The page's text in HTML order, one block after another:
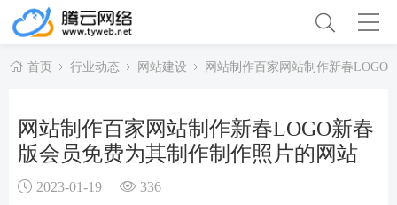
首页 行业动态 网站建设 网站制作百家网站制作新春LOGO
网站制作百家网站制作新春LOGO新春
版会员免费为其制作制作照片的网站
2023-01-19 336